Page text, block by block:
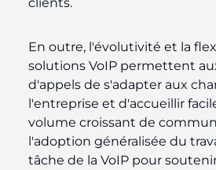
En outre, l'évolutivité et la
solutions VoIP permettent
d'appels de s'adapter aux
l'entreprise et d'accueillir
volume croissant de
l'adoption généralisée du
tâche de la VoIP pour